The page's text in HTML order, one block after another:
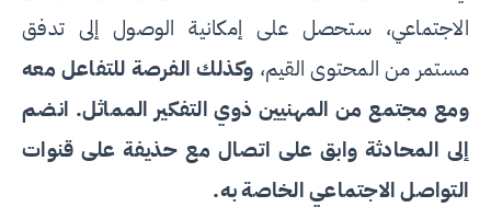
الاجتماعي، ستحصل على إمكانية الوصول إلى تدفق
مستمر من المحتوى القيم، وكذلك الفرصة للتفاعل معه
ومع مجتمع من المهنيين ذوي التفكير المماثل. انضم
إلى المحادثة وابق على اتصال مع حذيفة على قنوات
التواصل الاجتماعي الخاصة به.